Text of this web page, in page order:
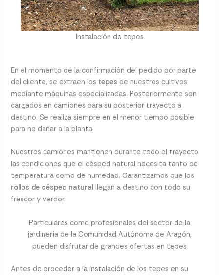
Instalación de tepes
En el momento de la confirmación del pedido por parte
del cliente, se extraen los tepes de nuestros cultivos
mediante máquinas especializadas. Posteriormente son
cargados en camiones para su posterior trayecto a
destino. Se realiza siempre en el menor tiempo posible
para no dañar a la planta.
Nuestros camiones mantienen durante todo el trayecto
las condiciones que el césped natural necesita tanto de
temperatura como de humedad. Garantizamos que los
rollos de césped natural llegan a destino con todo su
frescor y verdor.
Particulares como profesionales del sector de la
jardinería de la Comunidad Autónoma de Aragón,
pueden disfrutar de grandes ofertas en tepes
Antes de proceder a la instalación de los tepes en su